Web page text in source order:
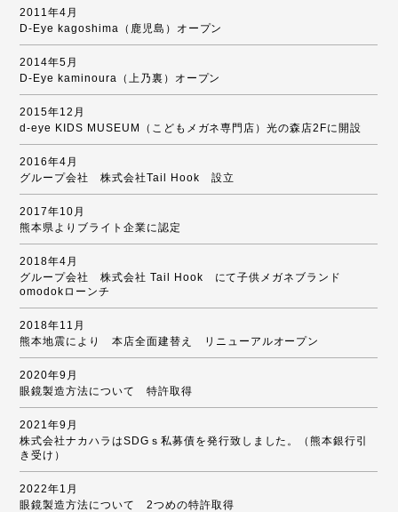
2011年4月
D-Eye kagoshima（鹿児島）オープン
2014年5月
D-Eye kaminoura（上乃裏）オープン
2015年12月
d-eye KIDS MUSEUM（こどもメガネ専門店）光の森店2Fに開設
2016年4月
グループ会社 株式会社Tail Hook 設立
2017年10月
熊本県よりブライト企業に認定
2018年4月
グループ会社 株式会社 Tail Hook にて子供メガネブランド
omodokローンチ
2018年11月
熊本地震により 本店全面建替え リニューアルオープン
2020年9月
眼鏡製造方法について 特許取得
2021年9月
株式会社ナカハラはSDGｓ私募債を発行致しました。（熊本銀行引
き受け）
2022年1月
眼鏡製造方法について 2つめの特許取得